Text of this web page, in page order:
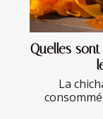
Quelles
La